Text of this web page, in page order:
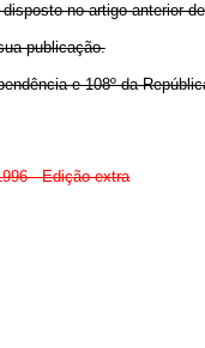
no artigo anterior
publicação.
e 108º da
- Edição extra